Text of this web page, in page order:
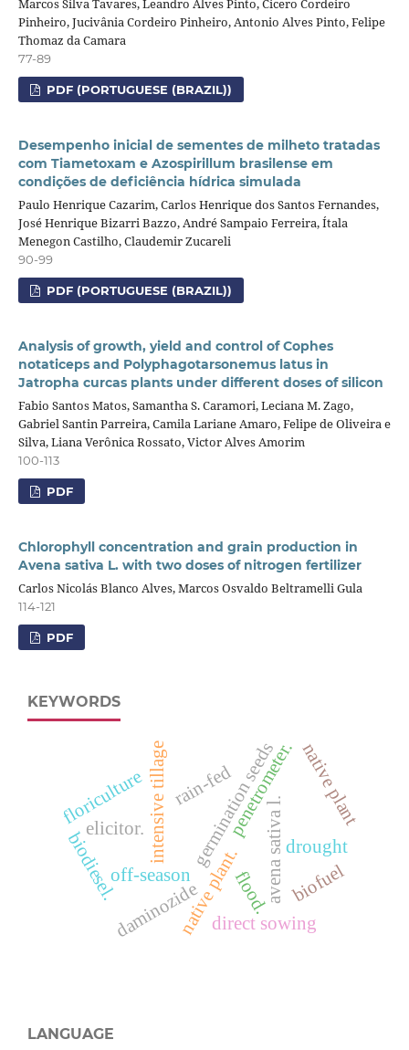
Marcos Silva Tavares, Leandro Alves Pinto, Cicero Cordeiro
Pinheiro, Jucivânia Cordeiro Pinheiro, Antonio Alves Pinto, Felipe
Thomaz da Camara
77-89
PDF (PORTUGUESE (BRAZIL))
Desempenho inicial de sementes de milheto tratadas
com Tiametoxam e Azospirillum brasilense em
condições de deficiência hídrica simulada
Paulo Henrique Cazarim, Carlos Henrique dos Santos Fernandes,
José Henrique Bizarri Bazzo, André Sampaio Ferreira, Ítala
Menegon Castilho, Claudemir Zucareli
90-99
PDF (PORTUGUESE (BRAZIL))
Analysis of growth, yield and control of Cophes
notaticeps and Polyphagotarsonemus latus in
Jatropha curcas plants under different doses of silicon
Fabio Santos Matos, Samantha S. Caramori, Leciana M. Zago,
Gabriel Santin Parreira, Camila Lariane Amaro, Felipe de Oliveira e
Silva, Liana Verônica Rossato, Victor Alves Amorim
100-113
PDF
Chlorophyll concentration and grain production in
Avena sativa L. with two doses of nitrogen fertilizer
Carlos Nicolás Blanco Alves, Marcos Osvaldo Beltramelli Gula
114-121
PDF
KEYWORDS
avena sativa l.
rain-fed
intensive tillage penetrometer.
off-season
drought
flood.
germination seeds
native plant.
biodiesel.
daminozide
floriculture native plant
biofuel
elicitor.
direct sowing
LANGUAGE